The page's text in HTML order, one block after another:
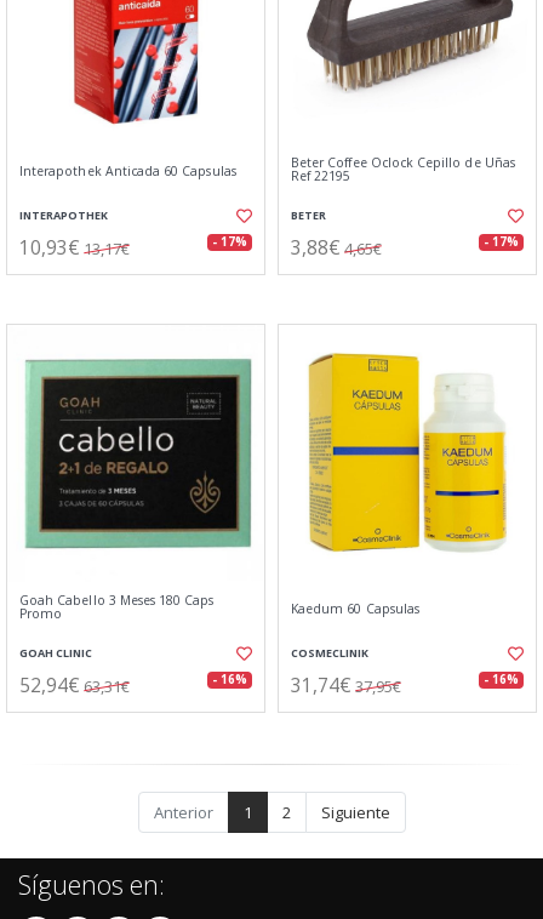
Interapothek Anticada 60 Capsulas
INTERAPOTHEK
10,93€ 13,17€ - 17%
Beter Coffee Oclock Cepillo de Uñas
Ref 22195
BETER
3,88€ 4,65€ - 17%
Goah Cabello 3 Meses 180 Caps
Promo
GOAH CLINIC
52,94€ 63,31€ - 16%
Kaedum 60 Capsulas
COSMECLINIK
31,74€ 37,95€ - 16%
Anterior 1 2 Siguiente
Síguenos en: